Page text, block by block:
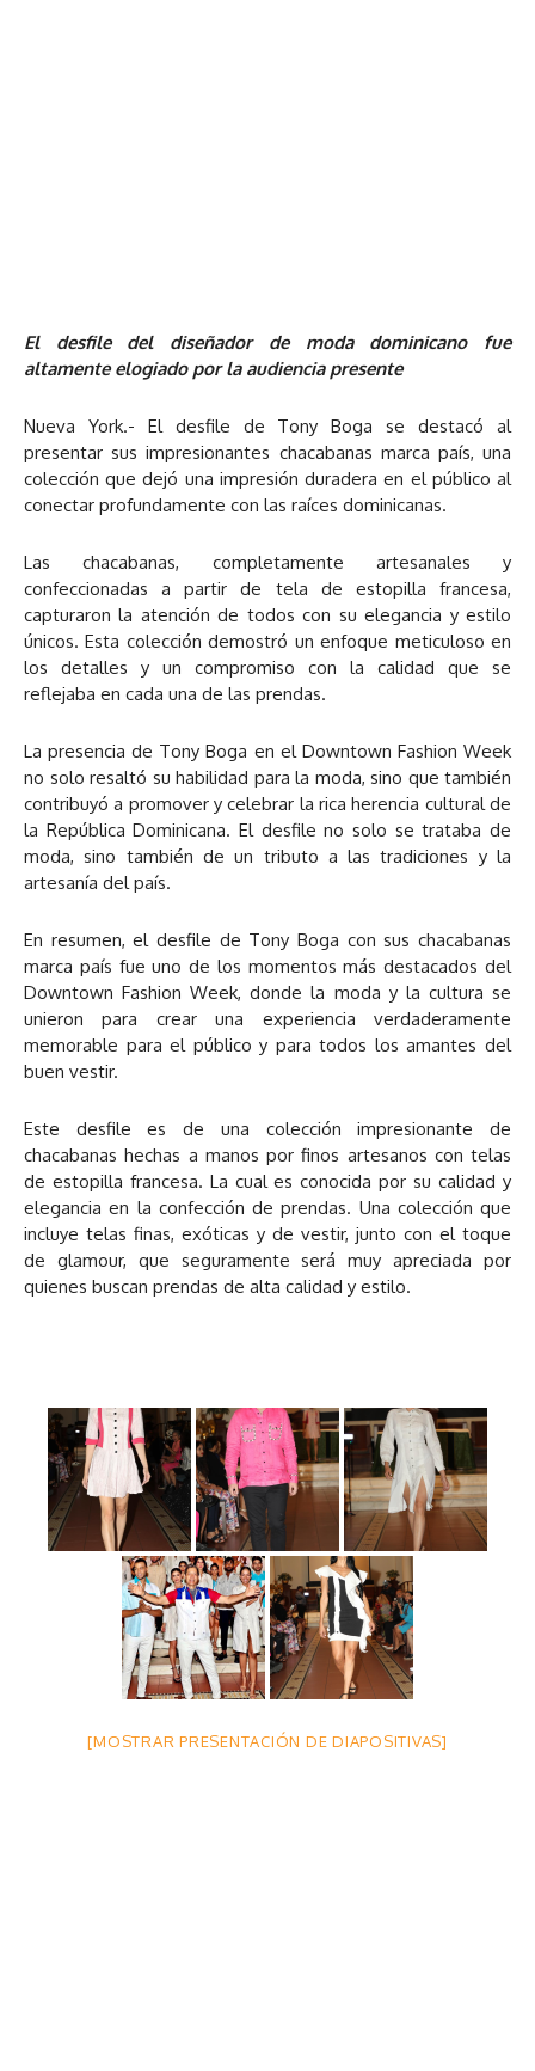
El desfile del diseñador de moda dominicano fue
altamente elogiado por la audiencia presente
Nueva York.- El desfile de Tony Boga se destacó al
presentar sus impresionantes chacabanas marca país, una
colección que dejó una impresión duradera en el público al
conectar profundamente con las raíces dominicanas.
Las chacabanas, completamente artesanales y
confeccionadas a partir de tela de estopilla francesa,
capturaron la atención de todos con su elegancia y estilo
únicos. Esta colección demostró un enfoque meticuloso en
los detalles y un compromiso con la calidad que se
reflejaba en cada una de las prendas.
La presencia de Tony Boga en el Downtown Fashion Week
no solo resaltó su habilidad para la moda, sino que también
contribuyó a promover y celebrar la rica herencia cultural de
la República Dominicana. El desfile no solo se trataba de
moda, sino también de un tributo a las tradiciones y la
artesanía del país.
En resumen, el desfile de Tony Boga con sus chacabanas
marca país fue uno de los momentos más destacados del
Downtown Fashion Week, donde la moda y la cultura se
unieron para crear una experiencia verdaderamente
memorable para el público y para todos los amantes del
buen vestir.
Este desfile es de una colección impresionante de
chacabanas hechas a manos por finos artesanos con telas
de estopilla francesa. La cual es conocida por su calidad y
elegancia en la confección de prendas. Una colección que
incluye telas finas, exóticas y de vestir, junto con el toque
de glamour, que seguramente será muy apreciada por
quienes buscan prendas de alta calidad y estilo.
[MOSTRAR PRESENTACIÓN DE DIAPOSITIVAS]